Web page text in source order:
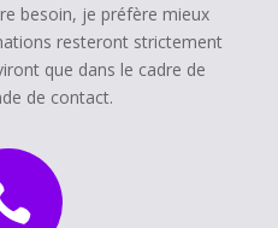
besoin, je préfère mieux
resteront strictement
que dans le cadre de
de contact.